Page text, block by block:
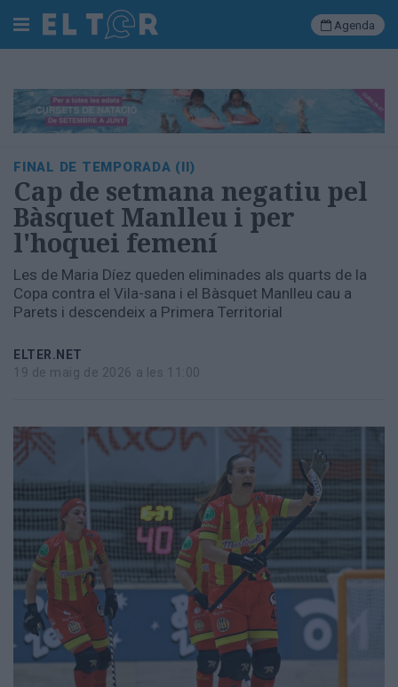
Cerca
Portada
Societat
Política
Municipal
Economia
empresa
Cultura
Ràdio
Manlleu
les
notícies
Agenda
FINAL DE TEMPORADA (II)
Cap de setmana negatiu pel
Bàsquet Manlleu i per
l'hoquei femení
Les de Maria Díez queden eliminades als quarts de la
Copa contra el Vila-sana i el Bàsquet Manlleu cau a
Parets i descendeix a Primera Territorial
ELTER.NET
19 de maig de 2026 a les 11:00